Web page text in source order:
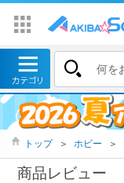
トップ ＞ ホビー ＞
商品レビュー